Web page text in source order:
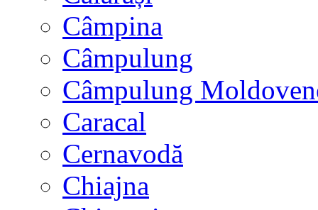
Câmpina
Câmpulung
Câmpulung
Caracal
Cernavodă
Chiajna